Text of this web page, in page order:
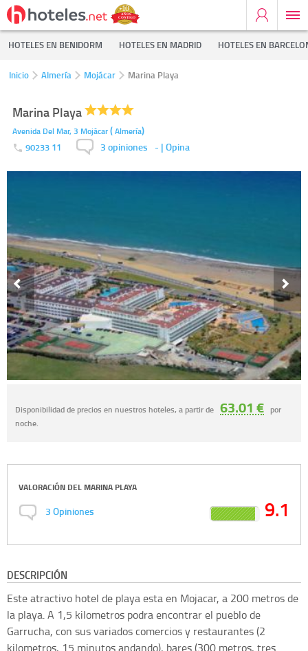
HOTELES EN BENIDORM HOTELES EN MADRID HOTELES EN
Inicio Almería Mojácar Marina Playa
Marina Playa
Avenida Del Mar, 3 Mojácar(Almería)
90233 11 3 opiniones - | Opina
Disponibilidad de precios en nuestros hoteles, a partir de 63.01 € por
noche.
VALORACIÓN DEL MARINA PLAYA
3Opiniones 9.1
DESCRIPCIÓN
Este atractivo hotel de playa esta en Mojacar, a 200 metros de
la playa. A 1,5 kilometros podra encontrar el pueblo de
Garrucha, con sus variados comercios y restaurantes (2
kilometros, 15 minutos andando), bares (300 metros, tres